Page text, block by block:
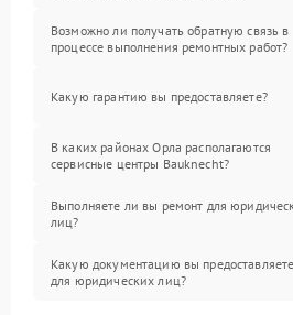
Возможно ли получать обратную связь в
процессе выполнения ремонтных работ?
Какую гарантию вы предоставляете?
В каких районах Орла располагаются
сервисные центры Bauknecht?
Выполняете ли вы ремонт для
лиц?
Какую документацию вы предоставляете
для юридических лиц?